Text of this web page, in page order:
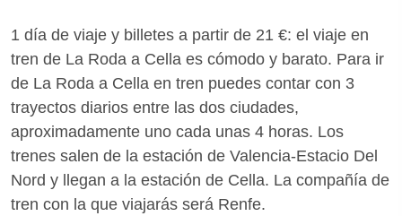
1 día de viaje y billetes a partir de 21 €: el viaje en
tren de La Roda a Cella es cómodo y barato. Para ir
de La Roda a Cella en tren puedes contar con 3
trayectos diarios entre las dos ciudades,
aproximadamente uno cada unas 4 horas. Los
trenes salen de la estación de Valencia-Estacio Del
Nord y llegan a la estación de Cella. La compañía de
tren con la que viajarás será Renfe.